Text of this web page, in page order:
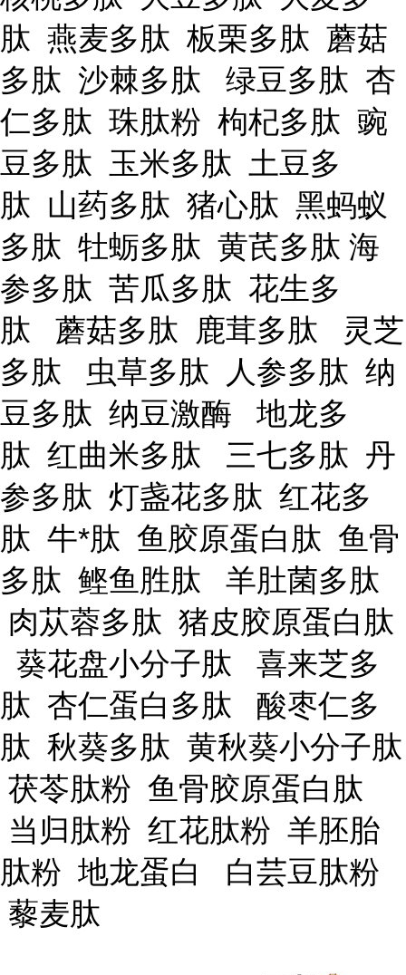
肽 燕麦多肽 板栗多肽 蘑菇
多肽 沙棘多肽 绿豆多肽 杏
仁多肽 珠肽粉 枸杞多肽 豌
豆多肽 玉米多肽 土豆多
肽 山药多肽 猪心肽 黑蚂蚁
多肽 牡蛎多肽 黄芪多肽 海
参多肽 苦瓜多肽 花生多
肽 蘑菇多肽 鹿茸多肽 灵芝
多肽 虫草多肽 人参多肽 纳
豆多肽 纳豆激酶 地龙多
肽 红曲米多肽 三七多肽 丹
参多肽 灯盏花多肽 红花多
肽 牛*肽 鱼胶原蛋白肽 鱼骨
多肽 鲣鱼胜肽 羊肚菌多肽
肉苁蓉多肽 猪皮胶原蛋白肽
葵花盘小分子肽 喜来芝多
肽 杏仁蛋白多肽 酸枣仁多
肽 秋葵多肽 黄秋葵小分子肽
茯苓肽粉 鱼骨胶原蛋白肽
当归肽粉 红花肽粉 羊胚胎
肽粉 地龙蛋白 白芸豆肽粉
藜麦肽